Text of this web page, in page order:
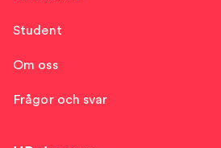
Student
Om oss
Frågor och svar